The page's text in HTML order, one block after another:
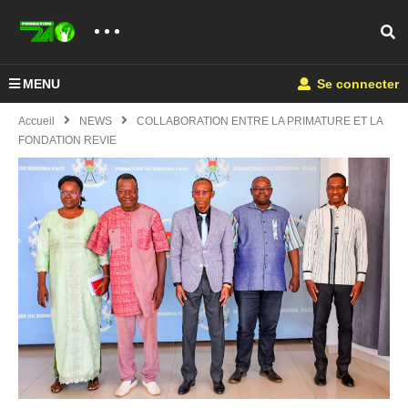
MENU Se connecter
Accueil NEWS
COLLABORATION ENTRE LA PRIMATURE ET LA
FONDATION REVIE